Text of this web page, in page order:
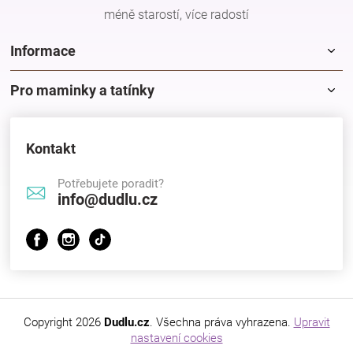
méně starostí, více radostí
Informace
Pro maminky a tatínky
Kontakt
Potřebujete poradit?
info@dudlu.cz
Copyright 2026 Dudlu.cz. Všechna práva vyhrazena. Upravit
nastavení cookies